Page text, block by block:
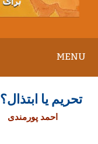
MENU
تحریم یا ابتذال؟
احمد پورمندی